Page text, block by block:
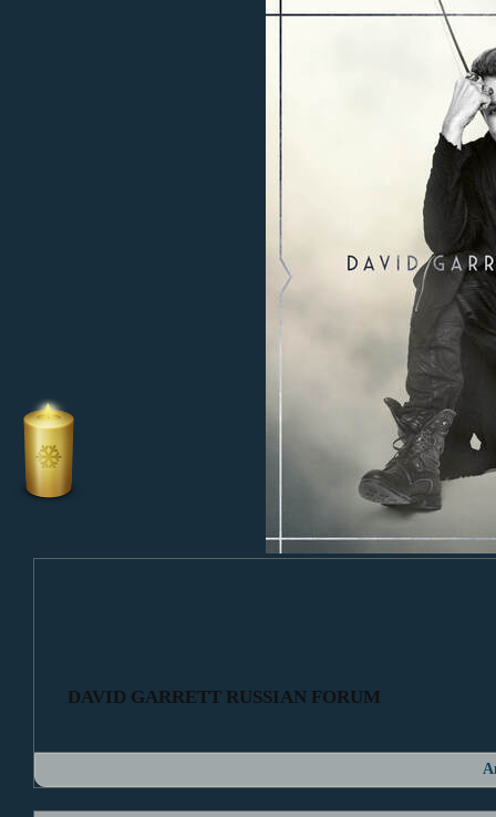
DAVID GARRETT RUSSIAN FORUM